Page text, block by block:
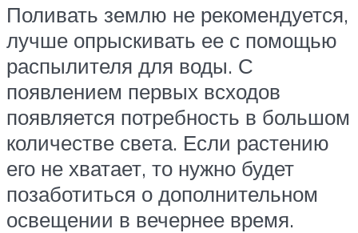
Поливать землю не рекомендуется,
лучше опрыскивать ее с помощью
распылителя для воды. С
появлением первых всходов
появляется потребность в большом
количестве света. Если растению
его не хватает, то нужно будет
позаботиться о дополнительном
освещении в вечернее время.